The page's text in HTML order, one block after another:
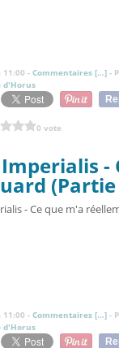
- Commentaires […] -
d'Horus
0 vote
(Partie
- Commentaires […] -
d'Horus